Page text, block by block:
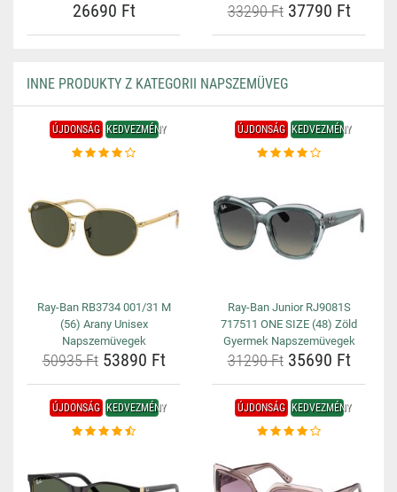
26690 Ft 33290 Ft37790 Ft
INNE PRODUKTY Z KATEGORII NAPSZEMÜVEG
ÚJDONSÁG KEDVEZMÉNY
Ray-Ban RB3734 001/31 M
(56) Arany Unisex
Napszemüvegek
50935 Ft53890 Ft
ÚJDONSÁG KEDVEZMÉNY
Ray-Ban Junior RJ9081S
717511 ONE SIZE (48) Zöld
Gyermek Napszemüvegek
31290 Ft35690 Ft
ÚJDONSÁG KEDVEZMÉNY ÚJDONSÁG KEDVEZMÉNY